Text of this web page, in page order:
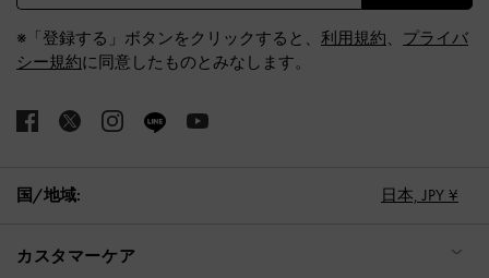
※「登録する」ボタンをクリックすると、 利用規約、 プライバ
シー規約に同意したものとみなします。
国/地域: 日本, JPY ¥
カスタマーケア